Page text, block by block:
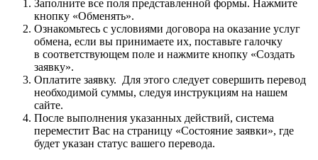
Заполните все поля представленной формы. Нажмите
кнопку «Обменять».
Ознакомьтесь с условиями договора на оказание услуг
обмена, если вы принимаете их, поставьте галочку
в соответствующем поле и нажмите кнопку «Создать
заявку».
Оплатите заявку. Для этого следует совершить перевод
необходимой суммы, следуя инструкциям на нашем
сайте.
После выполнения указанных действий, система
переместит Вас на страницу «Состояние заявки», где
будет указан статус вашего перевода.